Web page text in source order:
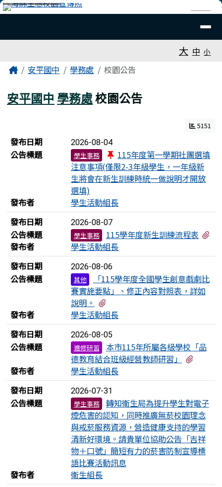
跳至主內容區
臺南市安平國中全球資訊網
大 中 小
主內容區域
Home安平國中 學務處 校園公告
安平國中 學務處校園公告
5151
新聞列表
發布日期 2026-08-04
公告標題 學生事務
115年度第一學期社團選填
注意事項(僅限2-3年級學生，一年級新
生將會在新生訓練時統一做說明才開放
選填)
發布者
學生活動組長
發布日期
2026-08-07
公告標題 學生事務 115學年度新生訓練流程表
發布者
學生活動組長
發布日期
2026-08-06
公告標題 其他
「115學年度全國學生創意戲劇比
賽實施要點」、修正內容對照表，詳如
說明。
發布者
學生活動組長
發布日期
2026-08-05
公告標題 進修研習
本市115年所屬各級學校「品
德教育結合班級經營教師研習」
發布者
學生活動組長
發布日期
2026-07-31
公告標題 學生事務
轉知衛生局為提升學生對電子
煙危害的認知，同時推廣無菸校園理念
與戒菸服務資源，營造健康支持的學習
清新好環境。請貴單位協助公告「吉祥
物＋口號」簡短有力的菸害防制宣導標
語比賽活動訊息
發布者
衛生組長
頁尾區域